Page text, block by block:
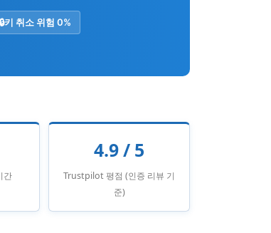
🔒키 취소 위험 0%
간
4.9 / 5
Trustpilot 평점 (인증 리뷰 기
준)